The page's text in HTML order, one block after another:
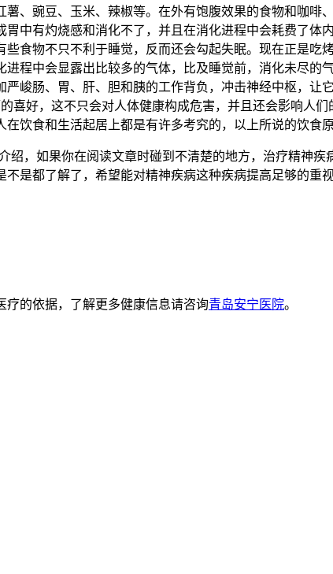
、豌豆、玉米、辣椒等。在外有饱腹效果的食物和咖啡
中有灼烧感和消化不了，并且在消化进程中会耗费了
食物不只不利于睡觉，反而还会勾起失眠。现在正是
程中会显露出比较多的气体，比及睡觉前，消化未尽的
峻肠、胃、肝、胆和胰的工作背负，冲击神经中枢，让
喜好，这不只会对人体健康构成危害，并且还会影响人
饮食和生活起居上都是有许多考究的，以上所说的饮食
绍，如果你在阅读文章时碰到不清楚的地方，治疗精神
是都了解了，希望能对精神疾病这种疾病提高足够的重
的依据，了解更多健康信息请咨询青岛安宁医院。